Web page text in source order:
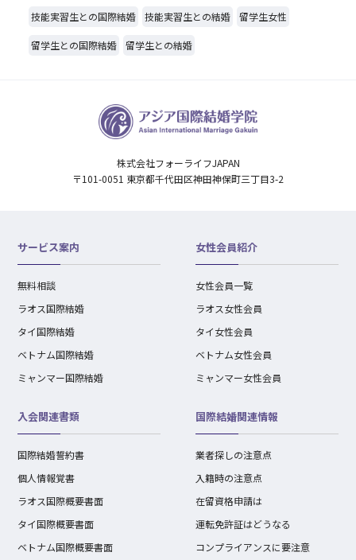
技能実習生との国際結婚 技能実習生との結婚 留学生女性
留学生との国際結婚 留学生との結婚
株式会社フォーライフJAPAN
〒101-0051 東京都千代田区神田神保町三丁目3-2
サービス案内
無料相談
ラオス国際結婚
タイ国際結婚
ベトナム国際結婚
ミャンマー国際結婚
女性会員紹介
女性会員一覧
ラオス女性会員
タイ女性会員
ベトナム女性会員
ミャンマー女性会員
入会関連書類
国際結婚誓約書
個人情報覚書
ラオス国際概要書面
タイ国際概要書面
ベトナム国際概要書面
国際結婚関連情報
業者探しの注意点
入籍時の注意点
在留資格申請は
運転免許証はどうなる
コンプライアンスに要注意